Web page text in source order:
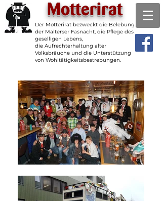
Motterirat
Der Motterirat bezweckt die Belebung
der Malterser Fasnacht, die Pflege des
geselligen Lebens,
die Aufrechterhaltung alter
Volksbräuche und die Unterstützung
von Wohltätigkeitsbestrebungen.